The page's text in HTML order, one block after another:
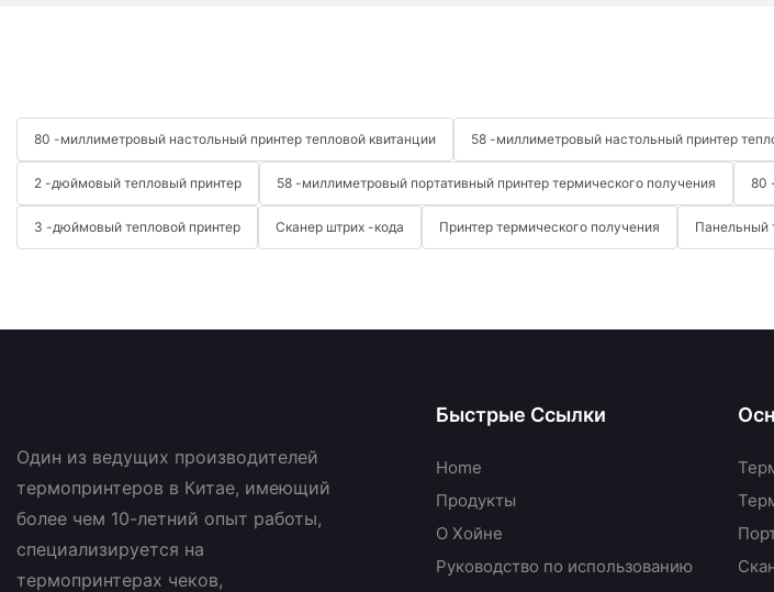
80 -миллиметровый настольный принтер тепловой квитанции 58 -миллиметровый настольный принтер
2 -дюймовый тепловый принтер 58 -миллиметровый портативный принтер термического получения 80
3 -дюймовый тепловой принтер Сканер штрих -кода Принтер термического получения Панельный
Один из ведущих производителей
термопринтеров в Китае, имеющий
более чем 10-летний опыт работы,
специализируется на
термопринтерах чеков,
Быстрые Ссылки
Home
Продукты
О Хойне
Руководство по использованию